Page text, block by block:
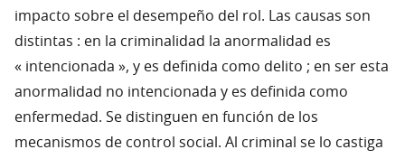
impacto sobre el desempeño del rol. Las causas son
distintas : en la criminalidad la anormalidad es
« intencionada », y es definida como delito ; en ser esta
anormalidad no intencionada y es definida como
enfermedad. Se distinguen en función de los
mecanismos de control social. Al criminal se lo castiga